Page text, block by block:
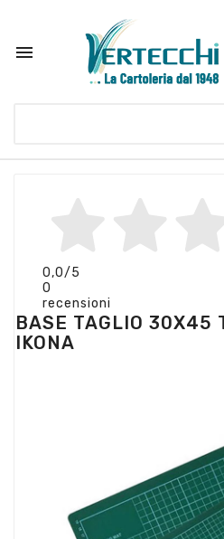

0,0/5
0
recensioni
BASE TAGLIO 30X45
IKONA